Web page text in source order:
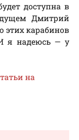
доступна в
Дмитрий
этих карабинов
я надеюсь — у
на